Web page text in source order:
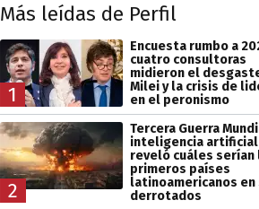
Más leídas de Perfil
1
Encuesta rumbo a
cuatro consultoras
midieron el
Milei y la crisis de
en el peronismo
2
Tercera Guerra
inteligencia artificial
reveló cuáles serían
primeros países
latinoamericanos en
derrotados